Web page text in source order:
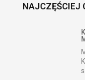
NAJCZĘŚCIEJ